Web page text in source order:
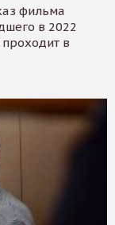
фильма
в 2022
в